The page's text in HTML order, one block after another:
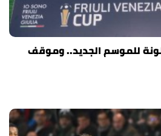
للموسم الجديد.. وموقف